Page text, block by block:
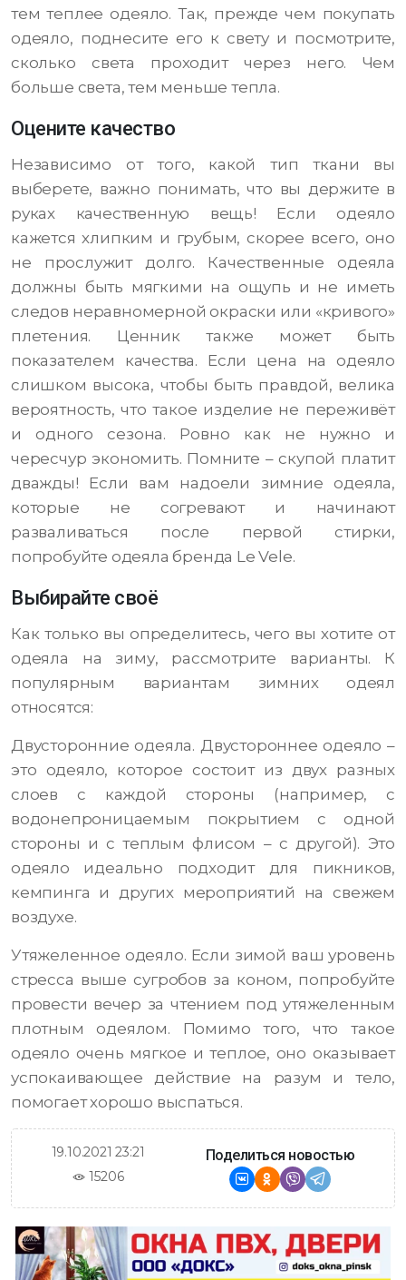
тем теплее одеяло. Так, прежде чем покупать
одеяло, поднесите его к свету и посмотрите,
сколько света проходит через него. Чем
больше света, тем меньше тепла.
Оцените качество
Независимо от того, какой тип ткани вы
выберете, важно понимать, что вы держите в
руках качественную вещь! Если одеяло
кажется хлипким и грубым, скорее всего, оно
не прослужит долго. Качественные одеяла
должны быть мягкими на ощупь и не иметь
следов неравномерной окраски или «кривого»
плетения. Ценник также может быть
показателем качества. Если цена на одеяло
слишком высока, чтобы быть правдой, велика
вероятность, что такое изделие не переживёт
и одного сезона. Ровно как не нужно и
чересчур экономить. Помните – скупой платит
дважды! Если вам надоели зимние одеяла,
которые не согревают и начинают
разваливаться после первой стирки,
попробуйте одеяла бренда Le Vele.
Выбирайте своё
Как только вы определитесь, чего вы хотите от
одеяла на зиму, рассмотрите варианты. К
популярным вариантам зимних одеял
относятся:
Двусторонние одеяла. Двустороннее одеяло –
это одеяло, которое состоит из двух разных
слоев с каждой стороны (например, с
водонепроницаемым покрытием с одной
стороны и с теплым флисом – с другой). Это
одеяло идеально подходит для пикников,
кемпинга и других мероприятий на свежем
воздухе.
Утяжеленное одеяло. Если зимой ваш уровень
стресса выше сугробов за коном, попробуйте
провести вечер за чтением под утяжеленным
плотным одеялом. Помимо того, что такое
одеяло очень мягкое и теплое, оно оказывает
успокаивающее действие на разум и тело,
помогает хорошо выспаться.
19.10.2021 23:21
15206
Поделиться новостью